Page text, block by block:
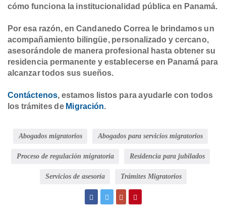
cómo funciona la institucionalidad pública en Panamá.
Por esa razón, en Candanedo Correa le brindamos un
acompañamiento bilingüe, personalizado y cercano,
asesorándole de manera profesional hasta obtener su
residencia permanente y establecerse en Panamá para
alcanzar todos sus sueños.
Contáctenos, estamos listos para ayudarle con todos
los trámites de Migración.
Abogados migratorios Abogados para servicios migratorios
Proceso de regulación migratoria Residencia para jubilados
Servicios de asesoría Trámites Migratorios